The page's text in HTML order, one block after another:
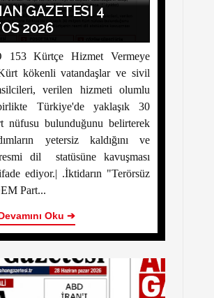
GAZETESI 4
2026
Kürtçe Hizmet Vermeye
kökenli vatandaşlar ve sivil
verilen hizmeti olumlu
Türkiye'de yaklaşık 30
nüfusu bulunduğunu belirterek
yetersiz kaldığını ve
dil statüsüne kavuşması
ediyor.| .İktidarın "Terörsüz
Part...
Oku ➔